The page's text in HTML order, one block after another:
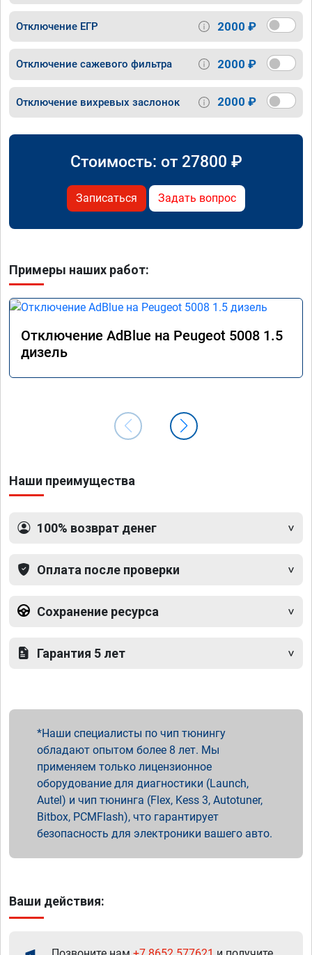
Отключение ЕГР 2000 ₽
Отключение сажевого фильтра 2000 ₽
Отключение вихревых заслонок 2000 ₽
Стоимость: от 27800 ₽
Записаться Задать вопрос
Примеры наших работ:
Отключение AdBlue на Peugeot 5008 1.5
дизель
Наши преимущества
100% возврат денег
Оплата после проверки
Сохранение ресурса
Гарантия 5 лет
Наши специалисты по чип тюнингу
обладают опытом более 8 лет. Мы
применяем только лицензионное
оборудование для диагностики (Launch,
Autel) и чип тюнинга (Flex, Kess 3, Autotuner,
Bitbox, PCMFlash), что гарантирует
безопасность для электроники вашего авто.
Ваши действия: